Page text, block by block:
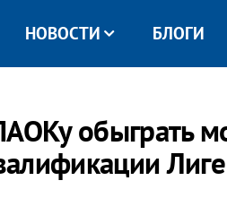
НОВОСТИ БЛОГИ
обыграть
Лиге